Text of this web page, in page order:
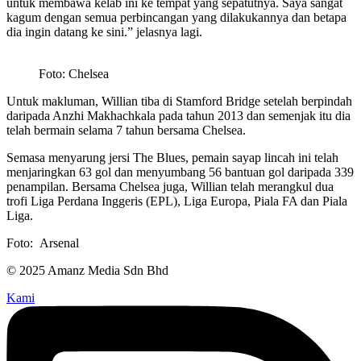
untuk membawa kelab ini ke tempat yang sepatutnya. Saya sangat
kagum dengan semua perbincangan yang dilakukannya dan betapa
dia ingin datang ke sini.” jelasnya lagi.
Foto: Chelsea
Untuk makluman, Willian tiba di Stamford Bridge setelah berpindah
daripada Anzhi Makhachkala pada tahun 2013 dan semenjak itu dia
telah bermain selama 7 tahun bersama Chelsea.
Semasa menyarung jersi The Blues, pemain sayap lincah ini telah
menjaringkan 63 gol dan menyumbang 56 bantuan gol daripada 339
penampilan. Bersama Chelsea juga, Willian telah merangkul dua
trofi Liga Perdana Inggeris (EPL), Liga Europa, Piala FA dan Piala
Liga.
Foto: Arsenal
© 2025 Amanz Media Sdn Bhd
Kami